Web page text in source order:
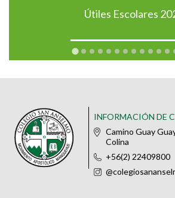
Útiles Escolares
INFORMACIÓN DE
Camino Guay
Colina
+56(2) 22409800